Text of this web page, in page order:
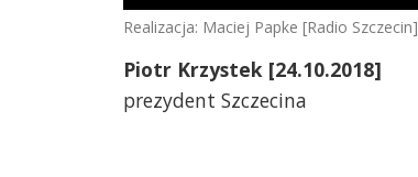
Realizacja: Maciej Papke [Radio Szczecin]
Piotr Krzystek [24.10.2018]
prezydent Szczecina